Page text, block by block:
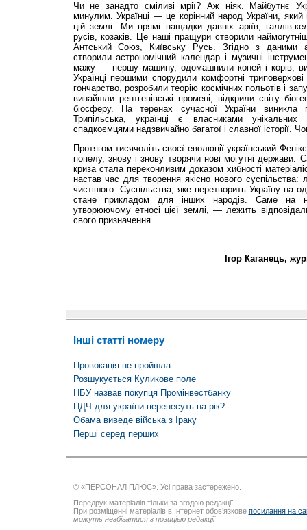
Чи не занадто сміливі мрії? Аж ніяк. Майбутнє
минулим. Українці — це корінний народ України, який
цій землі. Ми прямі нащадки давніх аріїв, галлів-
русів, козаків. Це наші пращури створили
Антський Союз, Київську Русь. Згідно з даними
створили астрономічний календар і музичні
мажу — першу машину, одомашнили коней і корів,
Українці першими спорудили комфортні
гончарство, розробили теорію космічних польотів і
винайшли рентгенівські промені, відкрили світу
біосферу. На теренах сучасної України виникла
Трипільська, українці є власниками
спадкоємцями надзвичайно багатої і славної історії.
Протягом тисячоліть своєї еволюції український
попелу, знову і знову творячи нові могутні держави.
криза стала переконливим доказом хибності
настав час для творення якісно нового суспільства:
чистішого. Суспільства, яке перетворить Україну на
стане прикладом для інших народів. Саме на
утворюючому етносі цієї землі, — лежить
свого призначення.
Ігор Каганець,
Інші статті номеру
Провокація не пройшла
Розшукується Куликове поле
НБУ назвав покупця Промінвестбанку
ПДЧ для україни перенесуть на рік?
Обама виведе війська з Іраку
Перші серед перших
© «ПЕРСОНАЛ ПЛЮС». Усі права застережено.
Передрук матеріалів тільки за згодою редакції.
При розміщенні матеріалів в Інтернет обов’язкове посилання на
можуть незбігатися з позицією редакції